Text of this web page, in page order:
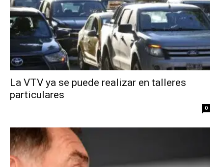
La VTV ya se puede realizar en talleres
particulares
0